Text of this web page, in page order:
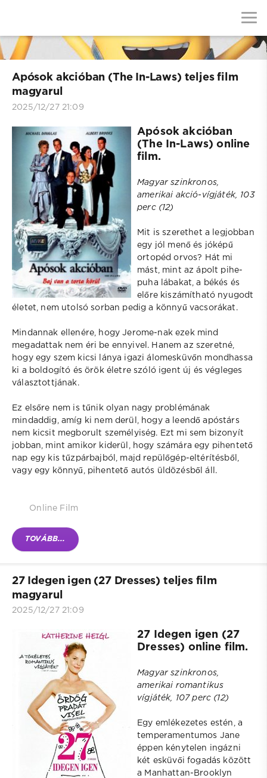
Apósok akcióban (The In-Laws) teljes film
magyarul
2025/12/27 21:09
Apósok akcióban
(The In-Laws) online
film.
Magyar szinkronos,
amerikai akció-vígjáték, 103
perc (12)
Mit is szerethet a legjobban
egy jól menő és jóképű
ortopéd orvos? Hát mi
mást, mint az ápolt pihe-
puha lábakat, a békés és
előre kiszámítható nyugodt
életet, nem utolsó sorban pedig a könnyű vacsorákat.
Mindannak ellenére, hogy Jerome-nak ezek mind
megadattak nem éri be ennyivel. Hanem az szeretné,
hogy egy szem kicsi lánya igazi álomesküvőn mondhassa
ki a boldogító és örök életre szóló igent új és végleges
választottjának.
Ez elsőre nem is tűnik olyan nagy problémának
mindaddig, amíg ki nem derül, hogy a leendő apóstárs
nem kicsit megborult személyiség. Ezt mi sem bizonyít
jobban, mint amikor kiderül, hogy számára egy pihentető
nap egy kis tűzpárbajból, majd repülőgép-eltérítésből,
vagy egy könnyű, pihentető autós üldözésből áll.
Online Film
TOVÁBB...
27 Idegen igen (27 Dresses) teljes film
magyarul
2025/12/27 21:09
27 Idegen igen (27
Dresses) online film.
Magyar szinkronos,
amerikai romantikus
vígjáték, 107 perc (12)
Egy emlékezetes estén, a
temperamentumos Jane
éppen kénytelen ingázni
két esküvői fogadás között
a Manhattan-Brooklyn